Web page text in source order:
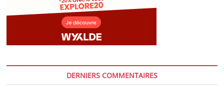
DERNIERS COMMENTAIRES